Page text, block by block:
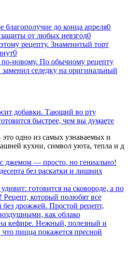
благополучие до конца апреля0
от любых невзгод0
рецепту. Знаменитый торт
0
новому. По обычному рецепту
селедку на оригинальный
добавки. Тающий во рту
быстрее, чем вы думаете
одно из самых узнаваемых и
кухни, символ уюта, тепла и д
джемом — просто, но гениально!
без раскатки и лишних
готовится на сковороде, а по
Рецепт, который полюбят все
дрожжей. Простой рецепт,
как облако
кефире. Нежный, полезный и
пицца покажется пресной